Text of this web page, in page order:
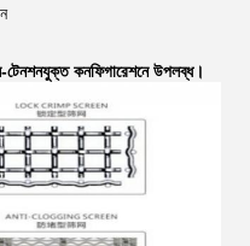
টেনশনযুক্ত কনফিগারেশনে উপলব্ধ।